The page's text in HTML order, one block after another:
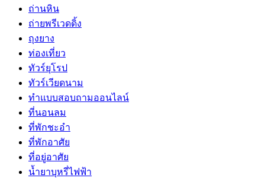
ถ่านหิน
ถ่ายพรีเวดดิ้ง
ถุงยาง
ท่องเที่ยว
ทัวร์ยุโรป
ทัวร์เวียดนาม
ทำแบบสอบถามออนไลน์
ที่นอนลม
ที่พักชะอำ
ที่พักอาศัย
ที่อยู่อาศัย
น้ำยาบุหรี่ไฟฟ้า